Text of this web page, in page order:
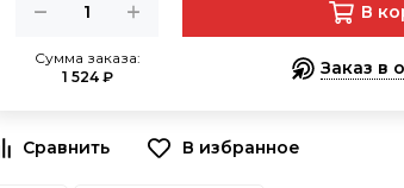
Сумма заказа:
1 524 ₽
В
Заказ в
В избранное